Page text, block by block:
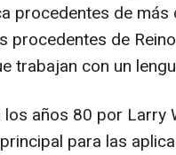
procedentes de más
de
trabajan con un
años 80 por Larry
para las